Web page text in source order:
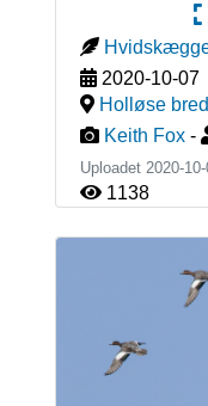
2020-10-07
Holløse
Keith Fox -
Uploadet 2020-
1138